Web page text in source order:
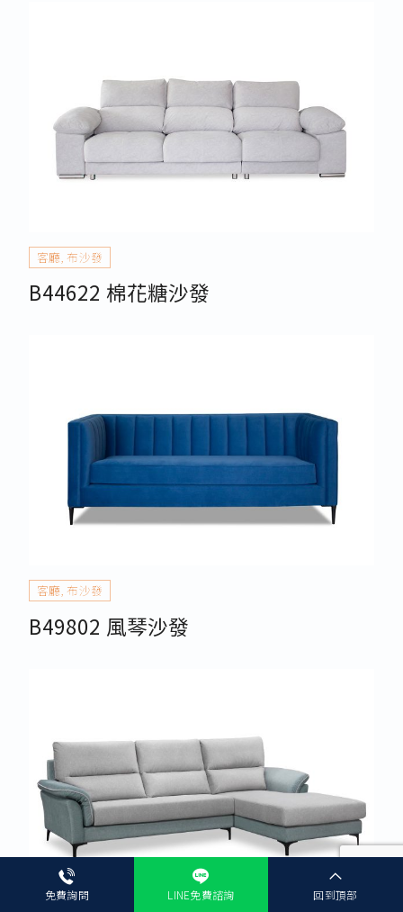
客廳,布沙發
B44622 棉花糖沙發
客廳,布沙發
B49802 風琴沙發
免費詢問 LINE免費諮詢 回到頂部